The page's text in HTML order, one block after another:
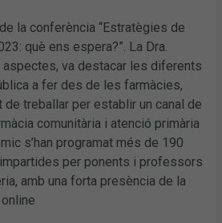
la conferència “Estratègies de
què ens espera?”. La Dra.
aspectes, va destacar les diferents
a fer des de les farmàcies,
treballar per establir un canal de
comunitària i atenció primària
s’han programat més de 190
per ponents i professors
amb una forta presència de la